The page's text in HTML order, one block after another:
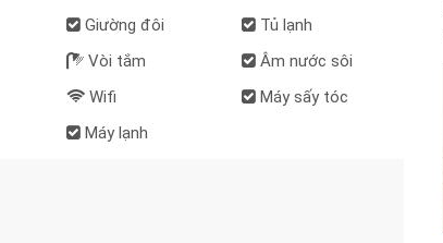
Giường đôi
Vòi tắm
Wifi
Máy lạnh
Tủ lạnh
Âm nước sôi
Máy sấy tóc